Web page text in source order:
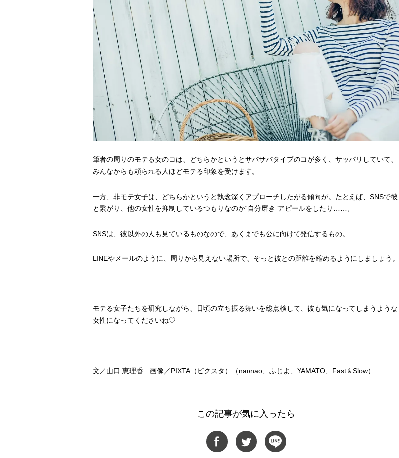
筆者の周りのモテる女のコは、どちらかというとサバサバタイプのコが多く、サッパリしていて、
みんなからも頼られる人ほどモテる印象を受けます。
一方、非モテ女子は、どちらかというと執念深くアプローチしたがる傾向が。たとえば、SNSで彼
と繋がり、他の女性を抑制しているつもりなのか“自分磨き”アピールをしたり……。
SNSは、彼以外の人も見ているものなので、あくまでも公に向けて発信するもの。
LINEやメールのように、周りから見えない場所で、そっと彼との距離を縮めるようにしましょう。
モテる女子たちを研究しながら、日頃の立ち振る舞いを総点検して、彼も気になってしまうような
女性になってくださいね♡
文／山口 恵理香 画像／PIXTA（ピクスタ）（naonao、ふじよ、YAMATO、Fast＆Slow）
この記事が気に入ったら